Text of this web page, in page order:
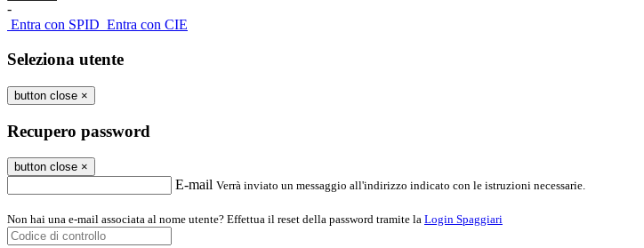
-
Entra con SPID Entra con CIE
Seleziona utente
button close ×
Recupero password
button close ×
E-mail Verrà inviato un messaggio all'indirizzo indicato con le istruzioni necessarie.
Non hai una e-mail associata al nome utente? Effettua il reset della password tramite la Login Spaggiari